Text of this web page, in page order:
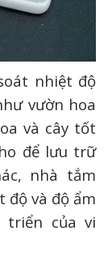
nhiệt độ
vườn hoa
và cây tốt
để lưu trữ
nhà tắm
độ và độ ẩm
triển của vi